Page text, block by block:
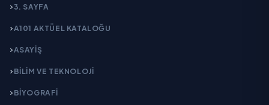
3. SAYFA
A101 AKTÜEL KATALOĞU
ASAYİŞ
BİLİM VE TEKNOLOJİ
BİYOGRAFİ